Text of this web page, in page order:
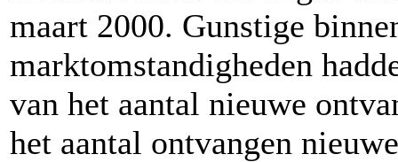
maart 2000. Gunstige
marktomstandigheden
van het aantal nieuwe
het aantal ontvangen